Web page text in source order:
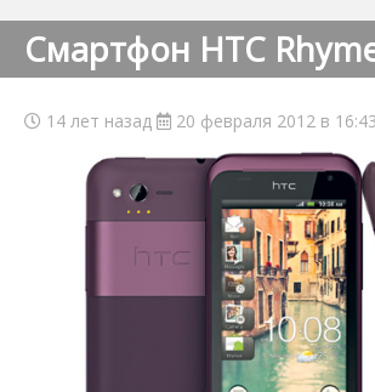
Смартфон HTC
14 лет назад 20 февраля 2012 в 16:43